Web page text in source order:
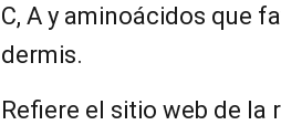
C, A y aminoácidos que
dermis.
Refiere el sitio web de la